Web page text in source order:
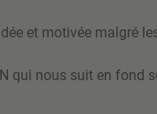
et motivée malgré
qui nous suit en fond